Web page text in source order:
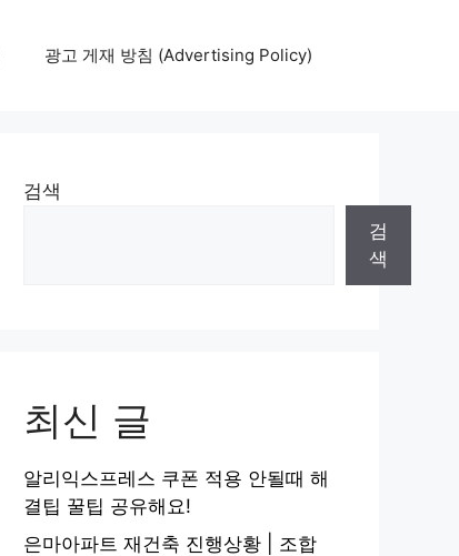
광고 게재 방침 (Advertising Policy)
검색
검
색
최신 글
알리익스프레스 쿠폰 적용 안될때 해
결팁 꿀팁 공유해요!
은마아파트 재건축 진행상황 | 조합